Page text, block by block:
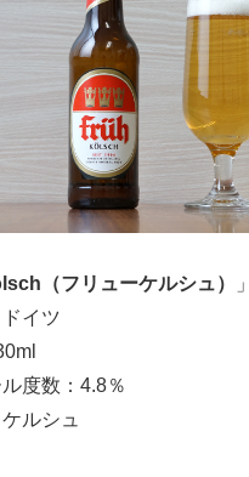
（フリューケルシュ）
」
イツ
度数：4.8％
ルシュ